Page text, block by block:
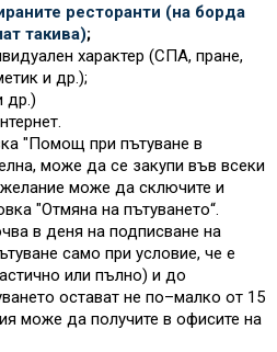
ресторанти (на борда
такива);
характер (СПА, пране,
и др.);
др.)
"Помощ при пътуване в
може да се закупи във всеки
може да сключите и
"Отмяна на пътуването“.
в деня на подписване на
само при условие, че е
или пълно) и до
остават не по–малко от 15
може да получите в офисите на